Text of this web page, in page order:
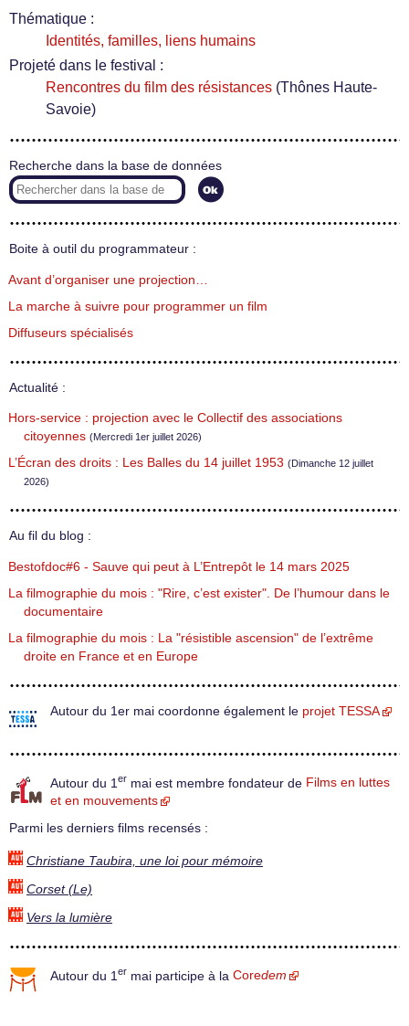
Thématique :
Identités, familles, liens humains
Projeté dans le festival :
Rencontres du film des résistances (Thônes Haute-
Savoie)
Recherche dans la base de données
Boite à outil du programmateur :
Avant d’organiser une projection…
La marche à suivre pour programmer un film
Diffuseurs spécialisés
Actualité :
Hors-service : projection avec le Collectif des associations
citoyennes (Mercredi 1er juillet 2026)
L’Écran des droits : Les Balles du 14 juillet 1953 (Dimanche 12 juillet
2026)
Au fil du blog :
Bestofdoc#6 - Sauve qui peut à L’Entrepôt le 14 mars 2025
La filmographie du mois : "Rire, c’est exister". De l’humour dans le
documentaire
La filmographie du mois : La "résistible ascension" de l’extrême
droite en France et en Europe
Autour du 1er mai coordonne également le projet TESSA
Autour du 1 er mai est membre fondateur de Films en luttes
et en mouvements
Parmi les derniers films recensés :
Christiane Taubira, une loi pour mémoire
Corset (Le)
Vers la lumière
Autour du 1 er mai participe à la Coredem